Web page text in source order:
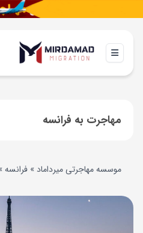
مهاجرت به فرانسه
موسسه مهاجرتی میرداماد » فرانسه